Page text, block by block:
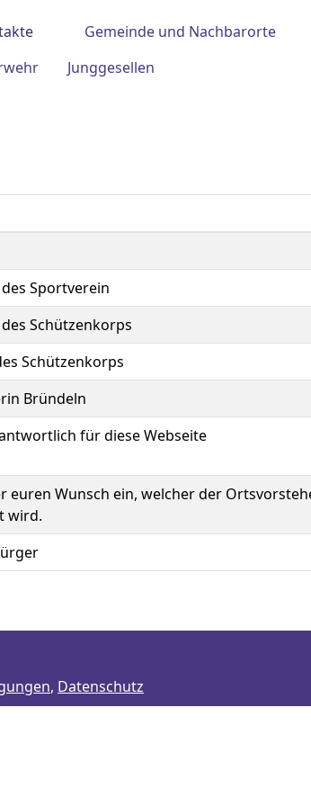
Gemeinde und Nachbarorte
Junggesellen
Sportverein
Schützenkorps
Schützenkorps
Bründeln
für diese Webseite
euren Wunsch ein, welcher der
wird.
, Datenschutz